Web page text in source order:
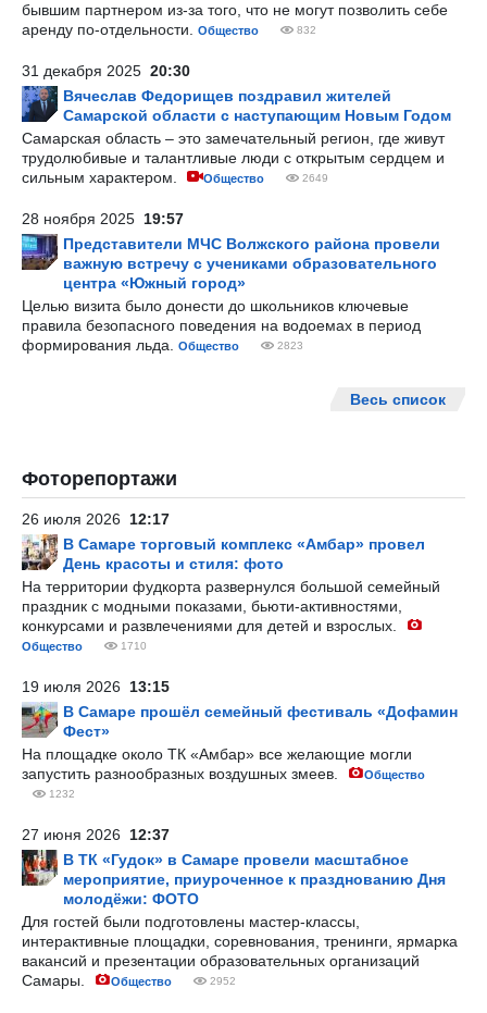
бывшим партнером из-за того, что не могут позволить себе
аренду по-отдельности.
Общество 832
31 декабря 2025 20:30
Вячеслав Федорищев поздравил жителей
Самарской области с наступающим Новым Годом
Самарская область – это замечательный регион, где живут
трудолюбивые и талантливые люди с открытым сердцем и
сильным характером.
Общество 2649
28 ноября 2025 19:57
Представители МЧС Волжского района провели
важную встречу с учениками образовательного
центра «Южный город»
Целью визита было донести до школьников ключевые
правила безопасного поведения на водоемах в период
формирования льда.
Общество 2823
Весь список
Фоторепортажи
26 июля 2026 12:17
В Самаре торговый комплекс «Амбар» провел
День красоты и стиля: фото
На территории фудкорта развернулся большой семейный
праздник с модными показами, бьюти-активностями,
конкурсами и развлечениями для детей и взрослых.
Общество 1710
19 июля 2026 13:15
В Самаре прошёл семейный фестиваль «Дофамин
Фест»
На площадке около ТК «Амбар» все желающие могли
запустить разнообразных воздушных змеев.
Общество
1232
27 июня 2026 12:37
В ТК «Гудок» в Самаре провели масштабное
мероприятие, приуроченное к празднованию Дня
молодёжи: ФОТО
Для гостей были подготовлены мастер-классы,
интерактивные площадки, соревнования, тренинги, ярмарка
вакансий и презентации образовательных организаций
Самары.
Общество 2952